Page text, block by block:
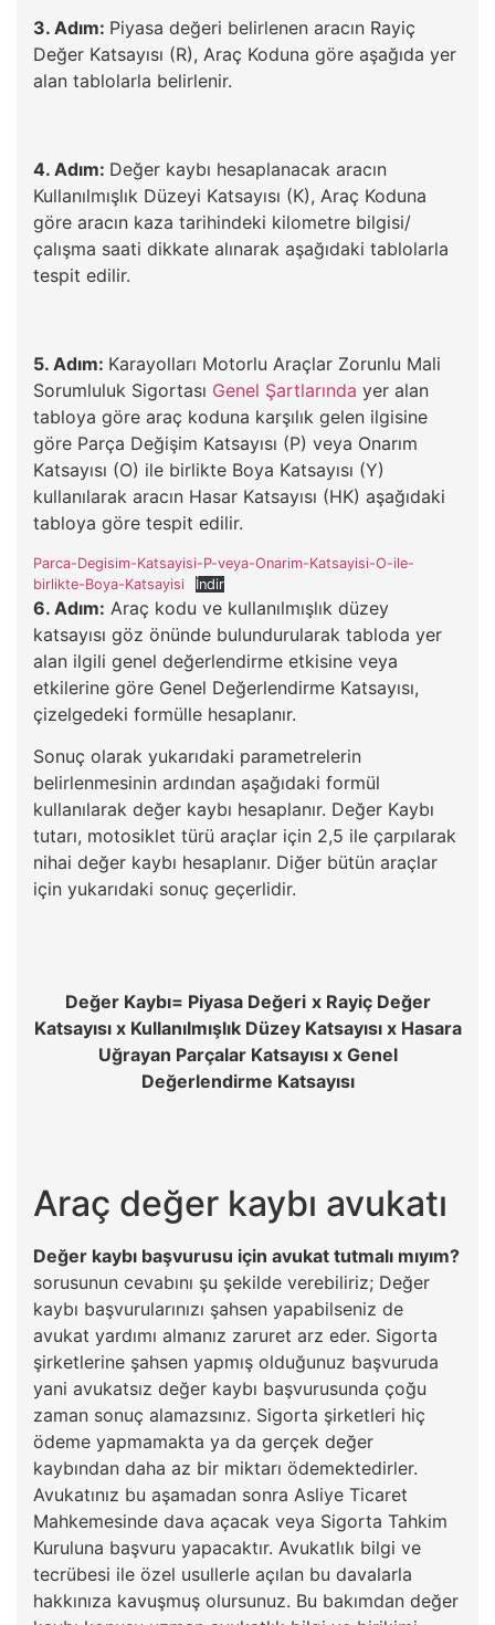
3. Adım: Piyasa değeri belirlenen aracın Rayiç
Değer Katsayısı (R), Araç Koduna göre aşağıda yer
alan tablolarla belirlenir.
4. Adım: Değer kaybı hesaplanacak aracın
Kullanılmışlık Düzeyi Katsayısı (K), Araç Koduna
göre aracın kaza tarihindeki kilometre bilgisi/
çalışma saati dikkate alınarak aşağıdaki tablolarla
tespit edilir.
5. Adım: Karayolları Motorlu Araçlar Zorunlu Mali
Sorumluluk Sigortası Genel Şartlarında yer alan
tabloya göre araç koduna karşılık gelen ilgisine
göre Parça Değişim Katsayısı (P) veya Onarım
Katsayısı (O) ile birlikte Boya Katsayısı (Y)
kullanılarak aracın Hasar Katsayısı (HK) aşağıdaki
tabloya göre tespit edilir.
Parca-Degisim-Katsayisi-P-veya-Onarim-Katsayisi-O-ile-
birlikte-Boya-Katsayisi
İndir
6. Adım: Araç kodu ve kullanılmışlık düzey
katsayısı göz önünde bulundurularak tabloda yer
alan ilgili genel değerlendirme etkisine veya
etkilerine göre Genel Değerlendirme Katsayısı,
çizelgedeki formülle hesaplanır.
Sonuç olarak yukarıdaki parametrelerin
belirlenmesinin ardından aşağıdaki formül
kullanılarak değer kaybı hesaplanır. Değer Kaybı
tutarı, motosiklet türü araçlar için 2,5 ile çarpılarak
nihai değer kaybı hesaplanır. Diğer bütün araçlar
için yukarıdaki sonuç geçerlidir.
Değer Kaybı= Piyasa Değeri x Rayiç Değer
Katsayısı x Kullanılmışlık Düzey Katsayısı x Hasara
Uğrayan Parçalar Katsayısı x Genel
Değerlendirme Katsayısı
Araç değer kaybı avukatı
Değer kaybı başvurusu için avukat tutmalı mıyım?
sorusunun cevabını şu şekilde verebiliriz; Değer
kaybı başvurularınızı şahsen yapabilseniz de
avukat yardımı almanız zaruret arz eder. Sigorta
şirketlerine şahsen yapmış olduğunuz başvuruda
yani avukatsız değer kaybı başvurusunda çoğu
zaman sonuç alamazsınız. Sigorta şirketleri hiç
ödeme yapmamakta ya da gerçek değer
kaybından daha az bir miktarı ödemektedirler.
Avukatınız bu aşamadan sonra Asliye Ticaret
Mahkemesinde dava açacak veya Sigorta Tahkim
Kuruluna başvuru yapacaktır. Avukatlık bilgi ve
tecrübesi ile özel usullerle açılan bu davalarla
hakkınıza kavuşmuş olursunuz. Bu bakımdan değer